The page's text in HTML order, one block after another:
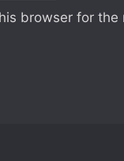
browser for the